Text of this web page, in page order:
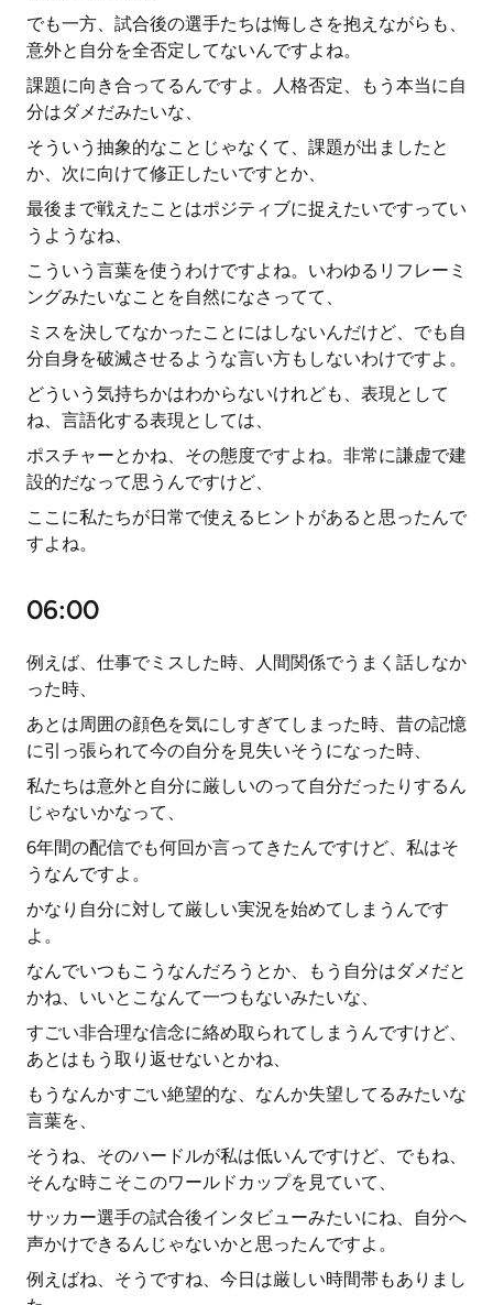
でも一方、試合後の選手たちは悔しさを抱えながらも、
意外と自分を全否定してないんですよね。
課題に向き合ってるんですよ。人格否定、もう本当に自
分はダメだみたいな、
そういう抽象的なことじゃなくて、課題が出ましたと
か、次に向けて修正したいですとか、
最後まで戦えたことはポジティブに捉えたいですってい
うようなね、
こういう言葉を使うわけですよね。いわゆるリフレーミ
ングみたいなことを自然になさってて、
ミスを決してなかったことにはしないんだけど、でも自
分自身を破滅させるような言い方もしないわけですよ。
どういう気持ちかはわからないけれども、表現として
ね、言語化する表現としては、
ポスチャーとかね、その態度ですよね。非常に謙虚で建
設的だなって思うんですけど、
ここに私たちが日常で使えるヒントがあると思ったんで
すよね。
06:00
例えば、仕事でミスした時、人間関係でうまく話しなか
った時、
あとは周囲の顔色を気にしすぎてしまった時、昔の記憶
に引っ張られて今の自分を見失いそうになった時、
私たちは意外と自分に厳しいのって自分だったりするん
じゃないかなって、
6年間の配信でも何回か言ってきたんですけど、私はそ
うなんですよ。
かなり自分に対して厳しい実況を始めてしまうんです
よ。
なんでいつもこうなんだろうとか、もう自分はダメだと
かね、いいとこなんて一つもないみたいな、
すごい非合理な信念に絡め取られてしまうんですけど、
あとはもう取り返せないとかね、
もうなんかすごい絶望的な、なんか失望してるみたいな
言葉を、
そうね、そのハードルが私は低いんですけど、でもね、
そんな時こそこのワールドカップを見ていて、
サッカー選手の試合後インタビューみたいにね、自分へ
声かけできるんじゃないかと思ったんですよ。
例えばね、そうですね、今日は厳しい時間帯もありまし